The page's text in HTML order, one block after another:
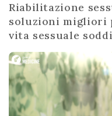
Riabilitazione
soluzioni migliori
vita sessuale